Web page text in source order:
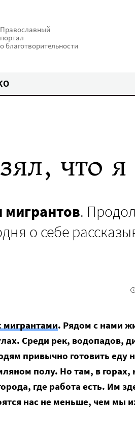
Православный
портал
о благотворительности
что я
мигрантов.
о себе
мигрантами. Рядом с нами
Среди рек, водопадов,
привычно готовить еду
полу. Но там, в горах,
где работа есть. Им
нас не меньше, чем мы